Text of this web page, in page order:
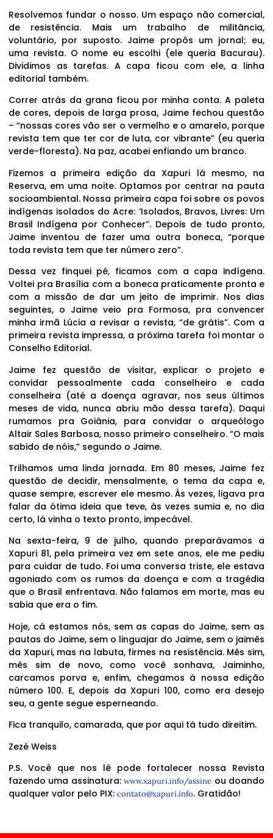
Resolvemos fundar o nosso. Um espaço não comercial,
de resistência. Mais um trabalho de militância,
voluntário, por suposto. Jaime propôs um jornal; eu,
uma revista. O nome eu escolhi (ele queria Bacurau).
Dividimos as tarefas. A capa ficou com ele, a linha
editorial também.
Correr atrás da grana ficou por minha conta. A paleta
de cores, depois de larga prosa, Jaime fechou questão
– “nossas cores vão ser o vermelho e o amarelo, porque
revista tem que ter cor de luta, cor vibrante” (eu queria
verde-floresta). Na paz, acabei enfiando um branco.
Fizemos a primeira edição da Xapuri lá mesmo, na
Reserva, em uma noite. Optamos por centrar na pauta
socioambiental. Nossa primeira capa foi sobre os povos
indígenas isolados do Acre: ‘Isolados, Bravos, Livres: Um
Brasil Indígena por Conhecer”. Depois de tudo pronto,
Jaime inventou de fazer uma outra boneca, “porque
toda revista tem que ter número zero”.
Dessa vez finquei pé, ficamos com a capa indígena.
Voltei pra Brasília com a boneca praticamente pronta e
com a missão de dar um jeito de imprimir. Nos dias
seguintes, o Jaime veio pra Formosa, pra convencer
minha irmã Lúcia a revisar a revista, “de grátis”. Com a
primeira revista impressa, a próxima tarefa foi montar o
Conselho Editorial.
Jaime fez questão de visitar, explicar o projeto e
convidar pessoalmente cada conselheiro e cada
conselheira (até a doença agravar, nos seus últimos
meses de vida, nunca abriu mão dessa tarefa). Daqui
rumamos pra Goiânia, para convidar o arqueólogo
Altair Sales Barbosa, nosso primeiro conselheiro. “O mais
sabido de nóis,” segundo o Jaime.
Trilhamos uma linda jornada. Em 80 meses, Jaime fez
questão de decidir, mensalmente, o tema da capa e,
quase sempre, escrever ele mesmo. Às vezes, ligava pra
falar da ótima ideia que teve, às vezes sumia e, no dia
certo, lá vinha o texto pronto, impecável.
Na sexta-feira, 9 de julho, quando preparávamos a
Xapuri 81, pela primeira vez em sete anos, ele me pediu
para cuidar de tudo. Foi uma conversa triste, ele estava
agoniado com os rumos da doença e com a tragédia
que o Brasil enfrentava. Não falamos em morte, mas eu
sabia que era o fim.
Hoje, cá estamos nós, sem as capas do Jaime, sem as
pautas do Jaime, sem o linguajar do Jaime, sem o jaimês
da Xapuri, mas na labuta, firmes na resistência. Mês sim,
mês sim de novo, como você sonhava, Jaiminho,
carcamos porva e, enfim, chegamos à nossa edição
número 100. E, depois da Xapuri 100, como era desejo
seu, a gente segue esperneando.
Fica tranquilo, camarada, que por aqui tá tudo direitim.
Zezé Weiss
P.S. Você que nos lê pode fortalecer nossa Revista
fazendo uma assinatura:www.xapuri.info/assine ou doando
qualquer valor pelo PIX: contato@xapuri.info. Gratidão!